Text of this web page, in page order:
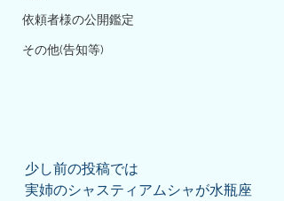
依頼者様の公開鑑定
その他(告知等)
少し前の投稿では
実姉のシャスティアムシャが水瓶座